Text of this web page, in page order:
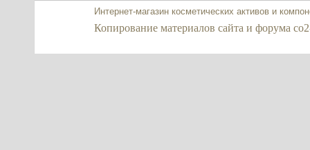
Интернет-магазин косметических активов и
Копирование материалов сайта и форума